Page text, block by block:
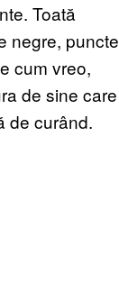
Toată
negre, puncte
cum vreo,
de sine care
de curând.